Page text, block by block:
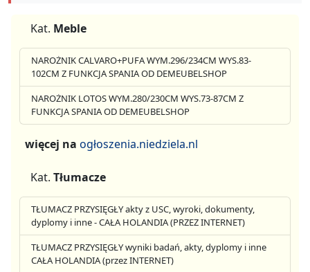
Kat. Meble
NAROŻNIK CALVARO+PUFA WYM.296/234CM WYS.83-
102CM Z FUNKCJA SPANIA OD DEMEUBELSHOP
NAROŻNIK LOTOS WYM.280/230CM WYS.73-87CM Z
FUNKCJA SPANIA OD DEMEUBELSHOP
więcej na ogłoszenia.niedziela.nl
Kat. Tłumacze
TŁUMACZ PRZYSIĘGŁY akty z USC, wyroki, dokumenty,
dyplomy i inne - CAŁA HOLANDIA (PRZEZ INTERNET)
TŁUMACZ PRZYSIĘGŁY wyniki badań, akty, dyplomy i inne
CAŁA HOLANDIA (przez INTERNET)